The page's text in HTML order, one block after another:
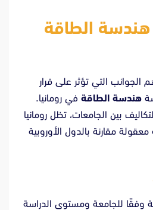
الطاقة
الجوانب التي تؤثر على قرار
هندسة الطاقة في رومانيا.
بين الجامعات، تظل رومانيا
مقارنة بالدول الأوروبية
وفقًا للجامعة ومستوى الدراسة